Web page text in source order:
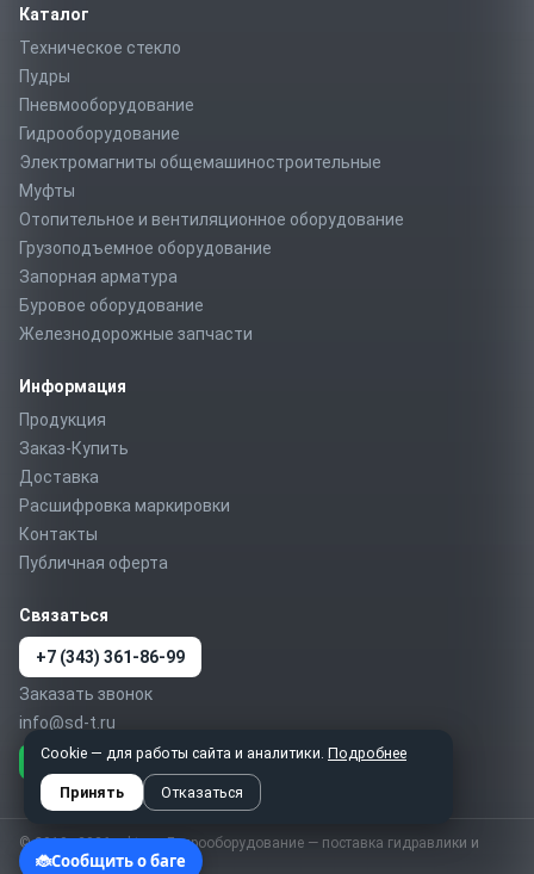
Каталог
Техническое стекло
Пудры
Пневмооборудование
Гидрооборудование
Электромагниты общемашиностроительные
Муфты
Отопительное и вентиляционное оборудование
Грузоподъемное оборудование
Запорная арматура
Буровое оборудование
Железнодорожные запчасти
Информация
Продукция
Заказ-Купить
Доставка
Расшифровка маркировки
Контакты
Публичная оферта
Связаться
+7 (343) 361-86-99
Заказать звонок
info@sd-t.ru
WhatsApp Telegram MAX
© 2010–2026 sd-t.ru · Гидрооборудование — поставка гидравлики и
пневматики по России
Cookie — для работы сайта и аналитики. Подробнее
Принять Отказаться